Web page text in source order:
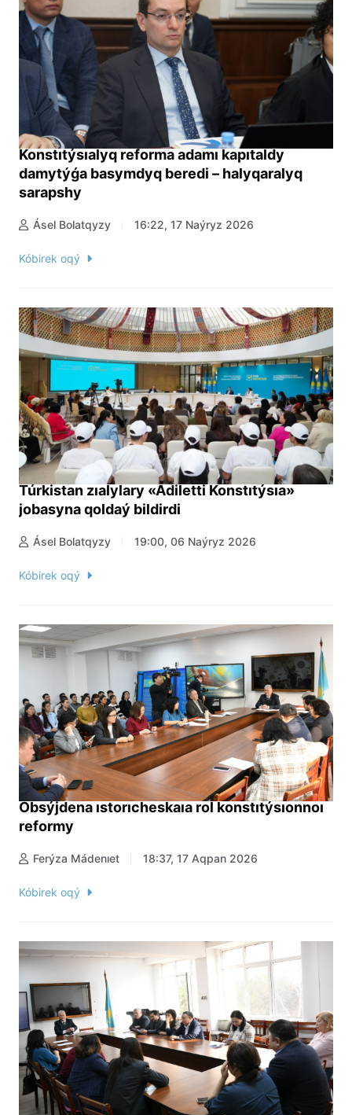
Konstıtýsıalyq reforma adamı kapıtaldy
damytýǵa basymdyq beredi – halyqaralyq
sarapshy
Ásel Bolatqyzy 16:22, 17 Naýryz 2026
Kóbirek oqý
Túrkistan zıalylary «Ádiletti Konstıtýsıa»
jobasyna qoldaý bildirdi
Ásel Bolatqyzy 19:00, 06 Naýryz 2026
Kóbirek oqý
Obsýjdena ıstorıcheskaıa rol konstıtýsıonnoı
reformy
Ferýza Mádenıet 18:37, 17 Aqpan 2026
Kóbirek oqý